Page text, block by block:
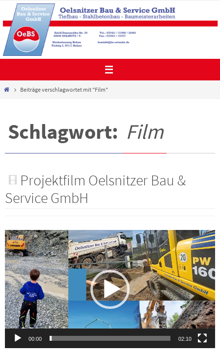
Inhalt
springen
StartBeiträge verschlagwortet mit "Film"
Schlagwort: Film
Projektfilm Oelsnitzer Bau &
Service GmbH
Video-
Player
00:00 02:10